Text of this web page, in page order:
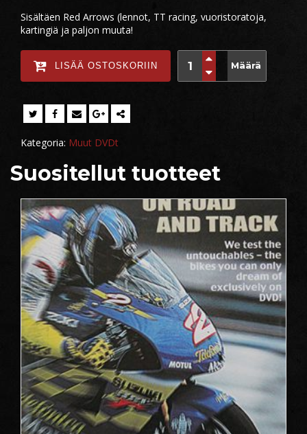
Sisältäen Red Arrows (lennot, TT racing, vuoristoratoja,
kartingiä ja paljon muuta!
Määrä
LISÄÄ OSTOSKORIIN
Kategoria: Muut DVDt
Suositellut tuotteet